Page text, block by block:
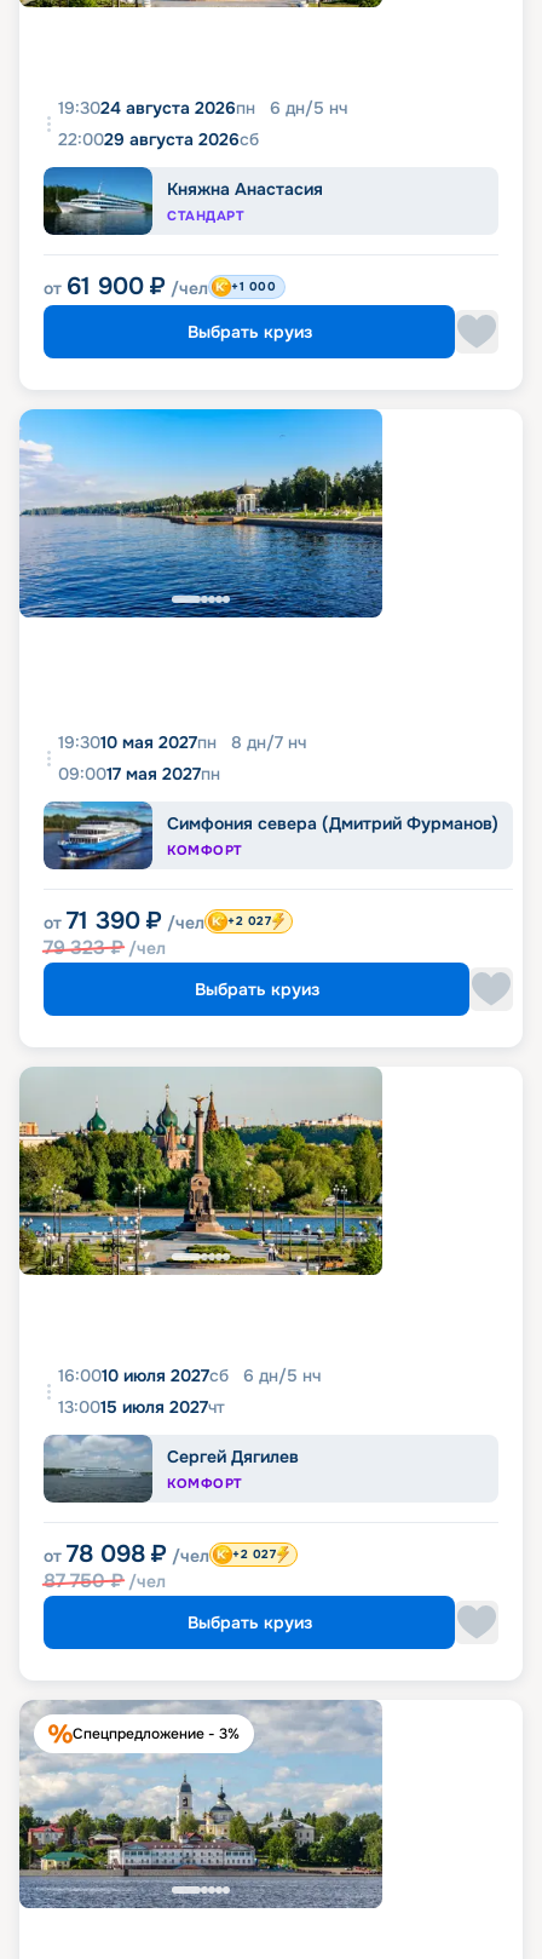
19:3024 августа 2026пн 6 дн/5 нч
22:0029 августа 2026сб
Княжна Анастасия
СТАНДАРТ
от 61 900 ₽ /чел +1 000
Выбрать круиз
19:3010 мая 2027пн 8 дн/7 нч
09:0017 мая 2027пн
Симфония севера (Дмитрий Фурманов)
КОМФОРТ
от 71 390 ₽ /чел
79 323₽ /чел
+2 027
Выбрать круиз
16:0010 июля 2027сб 6 дн/5 нч
13:0015 июля 2027чт
Сергей Дягилев
КОМФОРТ
от 78 098 ₽ /чел
87 750₽ /чел
+2 027
Выбрать круиз
Спецпредложение - 3%